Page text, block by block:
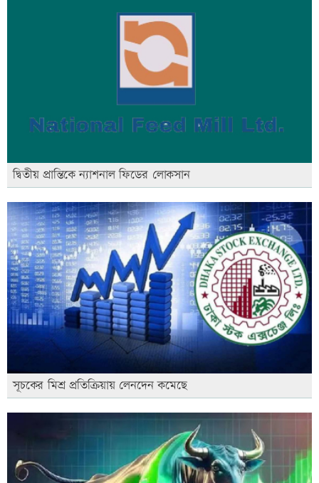
দ্বিতীয় প্রান্তিকে ন্যাশনাল ফিডের লোকসান
সূচকের মিশ্র প্রতিক্রিয়ায় লেনদেন কমেছে